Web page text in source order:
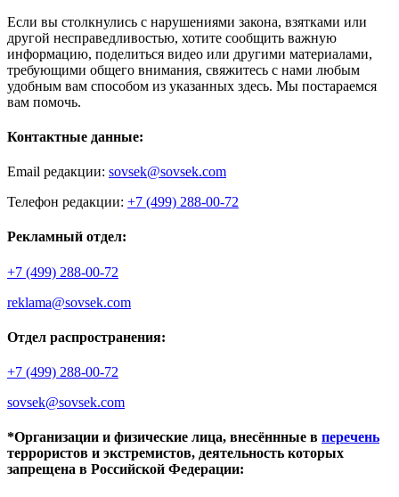
Если вы столкнулись с нарушениями закона, взятками или
другой несправедливостью, хотите сообщить важную
информацию, поделиться видео или другими материалами,
требующими общего внимания, свяжитесь с нами любым
удобным вам способом из указанных здесь. Мы постараемся
вам помочь.
Контактные данные:
Email редакции: sovsek@sovsek.com
Телефон редакции: +7 (499) 288-00-72
Рекламный отдел:
+7 (499) 288-00-72
reklama@sovsek.com
Отдел распространения:
+7 (499) 288-00-72
sovsek@sovsek.com
*Организации и физические лица, внесённные в перечень
террористов и экстремистов, деятельность которых
запрещена в Российской Федерации: